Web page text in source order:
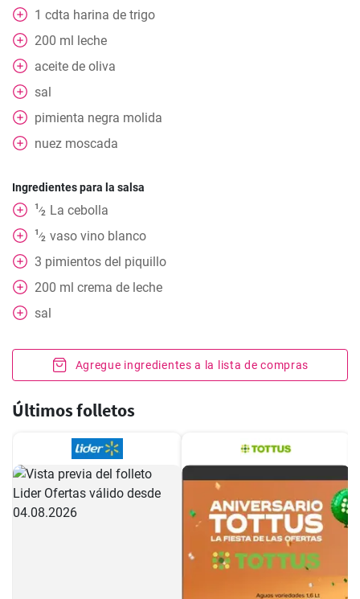
1 cdta harina de trigo
200 ml leche
aceite de oliva
sal
pimienta negra molida
nuez moscada
Ingredientes para la salsa
1⁄2 La cebolla
1⁄2 vaso vino blanco
3 pimientos del piquillo
200 ml crema de leche
sal
Agregue ingredientes a la lista de compras
Últimos folletos